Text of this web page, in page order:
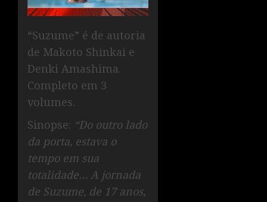
“Suzume” é de autoria
de Makoto Shinkai e
Denki Amashima.
Completo em 3
volumes.
Sinopse: “Do outro lado
da porta, estava o
tempo em sua
totalidade… A jornada
de Suzume, de 17 anos,